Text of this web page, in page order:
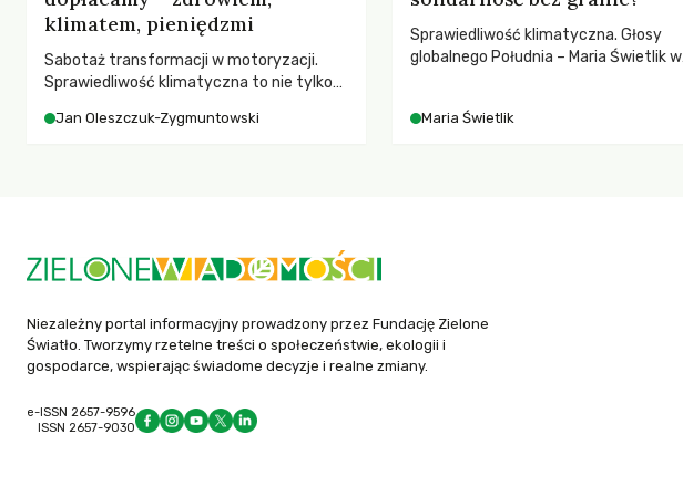
klimatem, pieniędzmi
Sabotaż transformacji w motoryzacji.
Sprawiedliwość klimatyczna to nie tylko
ponosi konsekwencje globalnego
Jan Oleszczuk-Zygmuntowski
Sprawiedliwość klimatyczna. Głosy
globalnego Południa – Maria Świetlik w
Maria Świetlik
Niezależny portal informacyjny prowadzony przez Fundację Zielone
Światło. Tworzymy rzetelne treści o społeczeństwie, ekologii i
gospodarce, wspierając świadome decyzje i realne zmiany.
e-ISSN 2657-9596
ISSN 2657-9030